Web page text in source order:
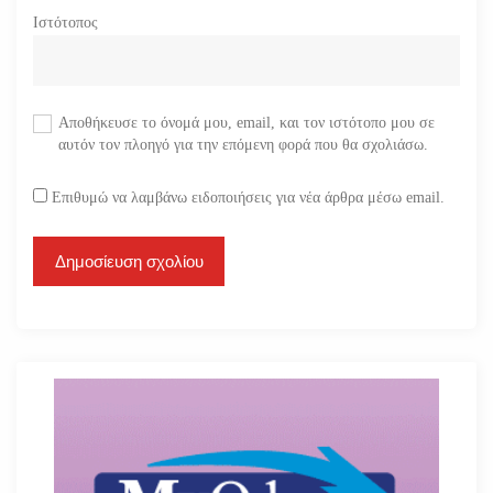
Ιστότοπος
Αποθήκευσε το όνομά μου, email, και τον ιστότοπο μου σε
αυτόν τον πλοηγό για την επόμενη φορά που θα σχολιάσω.
Επιθυμώ να λαμβάνω ειδοποιήσεις για νέα άρθρα μέσω email.